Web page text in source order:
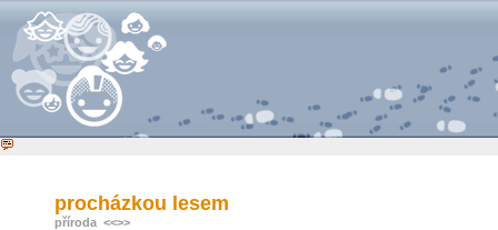
procházkou lesem
příroda <<>>